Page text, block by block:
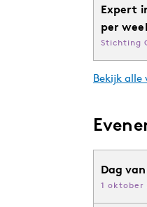
Expert
per
Stichting
Bekijk alle
Dag
1 oktober